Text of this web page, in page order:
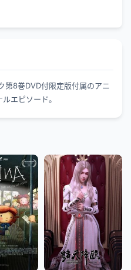
第8巻DVD付限定版付属のアニ
エピソード。